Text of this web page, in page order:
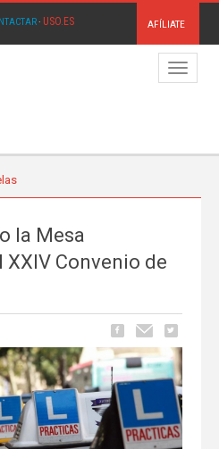
· USO.ES AFÍLIATE
Menú
la Mesa
Convenio de